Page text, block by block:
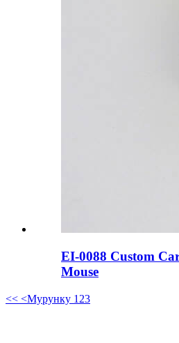
EI-0088 Custom
Mouse
<< <Мурунку 1 23